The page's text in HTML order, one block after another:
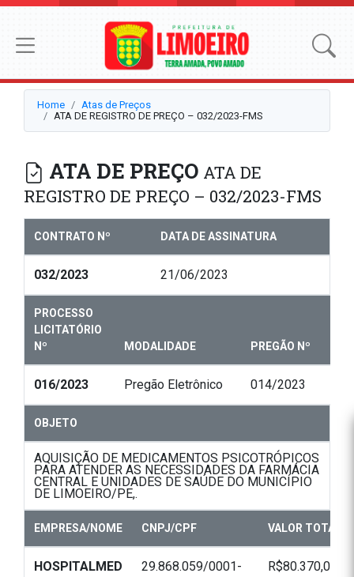
Home
Atas de Preços
ATA DE REGISTRO DE PREÇO – 032/2023-FMS
ATA DE PREÇO ATA DE
REGISTRO DE PREÇO – 032/2023-FMS
CONTRATO Nº DATA DE ASSINATURA
032/2023 21/06/2023
PROCESSO
LICITATÓRIO
Nº
MODALIDADE PREGÃO Nº
016/2023 Pregão Eletrônico 014/2023
OBJETO
AQUISIÇÃO DE MEDICAMENTOS PSICOTRÓPICOS
PARA ATENDER AS NECESSIDADES DA FARMÁCIA
CENTRAL E UNIDADES DE SAÚDE DO MUNICÍPIO
DE LIMOEIRO/PE,.
EMPRESA/NOME CNPJ/CPF VALOR TOTAL
HOSPITALMED
29.868.059/0001-
R$80.370,00